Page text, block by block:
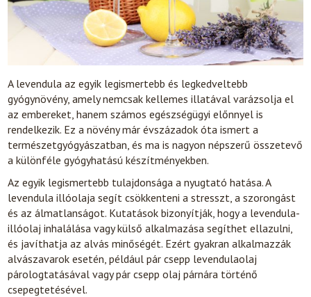
A levendula az egyik legismertebb és legkedveltebb
gyógynövény, amely nemcsak kellemes illatával varázsolja el
az embereket, hanem számos egészségügyi előnnyel is
rendelkezik. Ez a növény már évszázadok óta ismert a
természetgyógyászatban, és ma is nagyon népszerű összetevő
a különféle gyógyhatású készítményekben.
Az egyik legismertebb tulajdonsága a nyugtató hatása. A
levendula illóolaja segít csökkenteni a stresszt, a szorongást
és az álmatlanságot. Kutatások bizonyítják, hogy a levendula-
illóolaj inhalálása vagy külső alkalmazása segíthet ellazulni,
és javíthatja az alvás minőségét. Ezért gyakran alkalmazzák
alvászavarok esetén, például pár csepp levendulaolaj
párologtatásával vagy pár csepp olaj párnára történő
csepegtetésével.